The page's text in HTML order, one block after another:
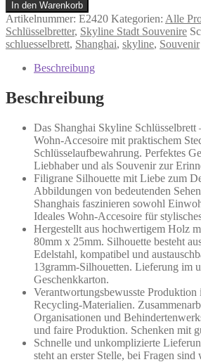
Schlüsselbrett
Menge
In den Warenkorb
Artikelnummer: E2420 Kategorien: Alle
Schlüsselbretter, Skyline Stadt Souvenire
schluesselbrett, Shanghai, skyline, Souvenir
Beschreibung
Beschreibung
Das Shanghai Skyline Schlüsselbrett
Wohn-Accesoire mit praktischem
Schlüsselaufbewahrung. Perfektes
Liebhaber und als Souvenir zur
Filigrane Silhouette mit Liebe zum
Abbildungen von bedeutenden
Shanghais faszinieren sowohl
Ideales Wohn-Accesoire für
Hergestellt aus hochwertigem Holz
80mm x 25mm. Silhouette besteht
Edelstahl, kompatibel und
13gramm-Silhouetten. Lieferung im
Geschenkkarton.
Verantwortungsbewusste
Recycling-Materialien.
Organisationen und
und faire Produktion. Schenken mit
Schnelle und unkomplizierte
steht an erster Stelle, bei Fragen